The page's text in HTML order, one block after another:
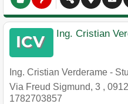
Ing. Cristian
Ing. Cristian Verderame -
Via Freud Sigmund, 3 ,
1782703857